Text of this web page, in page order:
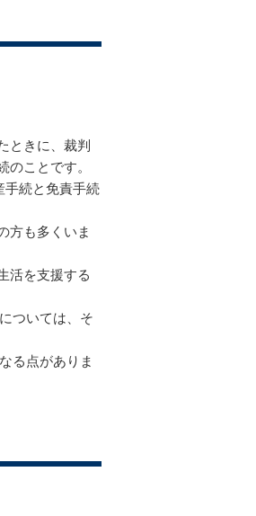
ときに、裁判
ことです。
手続と免責手続
方も多くいま
活を支援する
ついては、そ
る点がありま